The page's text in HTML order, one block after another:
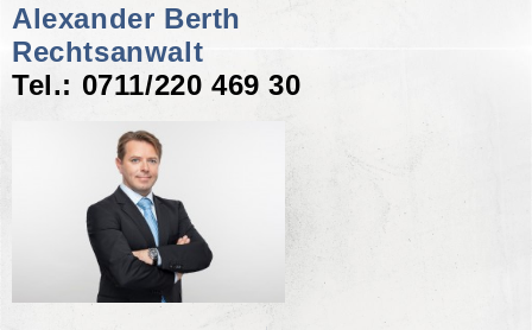
Alexander Berth
Rechtsanwalt
Tel.: 0711/220 469 30